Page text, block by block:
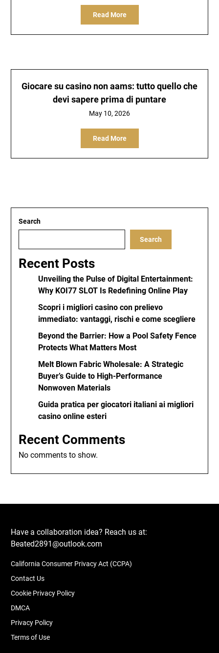
Read More
Giocare su casino non aams: tutto quello che
devi sapere prima di puntare
May 10, 2026
Read More
Search
Search
Recent Posts
Unveiling the Pulse of Digital Entertainment:
Why KOI77 SLOT Is Redefining Online Play
Scopri i migliori casino con prelievo
immediato: vantaggi, rischi e come scegliere
Beyond the Barrier: How a Pool Safety Fence
Protects What Matters Most
Melt Blown Fabric Wholesale: A Strategic
Buyer’s Guide to High-Performance
Nonwoven Materials
Guida pratica per giocatori italiani ai migliori
casino online esteri
Recent Comments
No comments to show.
Have a collaboration idea? Reach us at:
Beated2891@outlook.com
California Consumer Privacy Act (CCPA)
Contact Us
Cookie Privacy Policy
DMCA
Privacy Policy
Terms of Use